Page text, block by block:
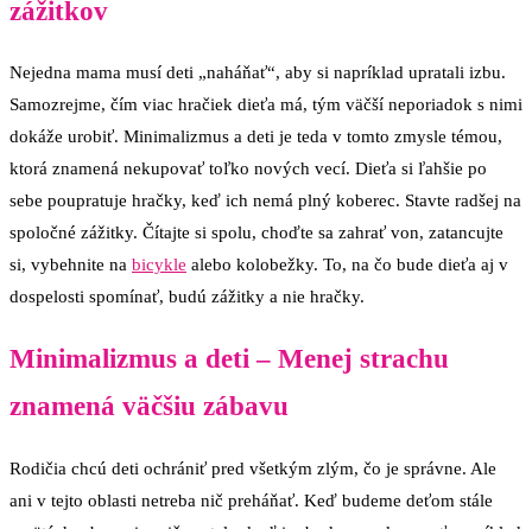
zážitkov
Nejedna mama musí deti „naháňať“, aby si napríklad upratali izbu.
Samozrejme, čím viac hračiek dieťa má, tým väčší neporiadok s nimi
dokáže urobiť. Minimalizmus a deti je teda v tomto zmysle témou,
ktorá znamená nekupovať toľko nových vecí. Dieťa si ľahšie po
sebe poupratuje hračky, keď ich nemá plný koberec. Stavte radšej na
spoločné zážitky. Čítajte si spolu, choďte sa zahrať von, zatancujte
si, vybehnite na bicykle alebo kolobežky. To, na čo bude dieťa aj v
dospelosti spomínať, budú zážitky a nie hračky.
Minimalizmus a deti – Menej strachu
znamená väčšiu zábavu
Rodičia chcú deti ochrániť pred všetkým zlým, čo je správne. Ale
ani v tejto oblasti netreba nič preháňať. Keď budeme deťom stále